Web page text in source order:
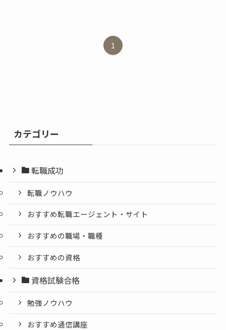
1
カテゴリー
転職成功
転職ノウハウ
おすすめ転職エージェント・サイト
おすすめの職場・職種
おすすめの資格
資格試験合格
勉強ノウハウ
おすすめ通信講座